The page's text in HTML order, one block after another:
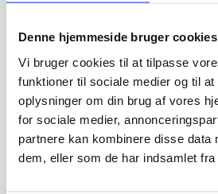
Denne hjemmeside bruger cookies
Vi bruger cookies til at tilpasse
funktioner til sociale medier og til
oplysninger om din brug af vores
for sociale medier,
partnere kan kombinere disse data
dem, eller som de har indsamlet
mister roen, fordi kommentarer
regneark og mødenoter på
I praksis virker en fast rytme
I ser wireframen sammen
kort videomøde, så alle